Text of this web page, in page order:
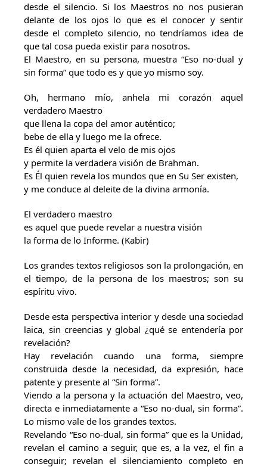
desde el silencio. Si los Maestros no nos pusieran
delante de los ojos lo que es el conocer y sentir
desde el completo silencio, no tendríamos idea de
que tal cosa pueda existir para nosotros.
El Maestro, en su persona, muestra “Eso no-dual y
sin forma” que todo es y que yo mismo soy.
Oh, hermano mío, anhela mi corazón aquel
verdadero Maestro
que llena la copa del amor auténtico;
bebe de ella y luego me la ofrece.
Es él quien aparta el velo de mis ojos
y permite la verdadera visión de Brahman.
Es Él quien revela los mundos que en Su Ser existen,
y me conduce al deleite de la divina armonía.
El verdadero maestro
es aquel que puede revelar a nuestra visión
la forma de lo Informe. (Kabir)
Los grandes textos religiosos son la prolongación, en
el tiempo, de la persona de los maestros; son su
espíritu vivo.
Desde esta perspectiva interior y desde una sociedad
laica, sin creencias y global ¿qué se entendería por
revelación?
Hay revelación cuando una forma, siempre
construida desde la necesidad, da expresión, hace
patente y presente al “Sin forma”.
Viendo a la persona y la actuación del Maestro, veo,
directa e inmediatamente a “Eso no-dual, sin forma”.
Lo mismo vale de los grandes textos.
Revelando “Eso no-dual, sin forma” que es la Unidad,
revelan el camino a seguir, que es, a la vez, el fin a
conseguir; revelan el silenciamiento completo en